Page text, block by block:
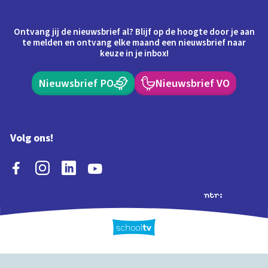
Ontvang jij de nieuwsbrief al? Blijf op de hoogte door je aan
te melden en ontvang elke maand een nieuwsbrief naar
keuze in je inbox!
Nieuwsbrief PO Nieuwsbrief VO
Volg ons!